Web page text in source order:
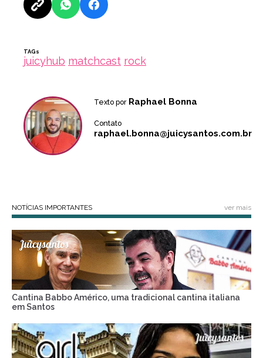
TAGs
juicyhub matchcast rock
Texto por Raphael Bonna
Contato
raphael.bonna@juicysantos.com.br
NOTÍCIAS IMPORTANTES ver mais
Cantina Babbo Américo, uma tradicional cantina italiana
em Santos